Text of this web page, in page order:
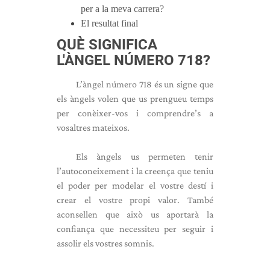
per a la meva carrera?
El resultat final
QUÈ SIGNIFICA
L'ÀNGEL NÚMERO 718?
L’àngel número 718 és un signe que
els àngels volen que us prengueu temps
per conèixer-vos i comprendre’s a
vosaltres mateixos.
Els àngels us permeten tenir
l’autoconeixement i la creença que teniu
el poder per modelar el vostre destí i
crear el vostre propi valor. També
aconsellen que això us aportarà la
confiança que necessiteu per seguir i
assolir els vostres somnis.